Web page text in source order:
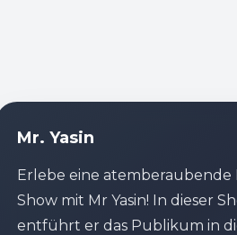
Mr. Yasin
Erlebe eine atemberaubende
Show mit Mr Yasin! In dieser
entführt er das Publikum in